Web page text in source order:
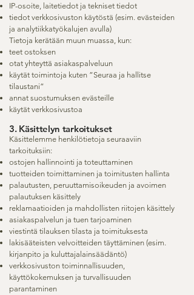
IP-osoite, laitetiedot ja tekniset tiedot
tiedot verkkosivuston käytöstä (esim. evästeiden
ja analytiikkatyökalujen avulla)
Tietoja kerätään muun muassa, kun:
teet ostoksen
otat yhteyttä asiakaspalveluun
käytät toimintoja kuten ”Seuraa ja hallitse
tilaustani”
annat suostumuksen evästeille
käytät verkkosivustoa
3. Käsittelyn tarkoitukset
Käsittelemme henkilötietoja seuraaviin
tarkoituksiin:
ostojen hallinnointi ja toteuttaminen
tuotteiden toimittaminen ja toimitusten hallinta
palautusten, peruuttamisoikeuden ja avoimen
palautuksen käsittely
reklamaatioiden ja mahdollisten riitojen käsittely
asiakaspalvelun ja tuen tarjoaminen
viestintä tilauksen tilasta ja toimituksesta
lakisääteisten velvoitteiden täyttäminen (esim.
kirjanpito ja kuluttajalainsäädäntö)
verkkosivuston toiminnallisuuden,
käyttökokemuksen ja turvallisuuden
parantaminen